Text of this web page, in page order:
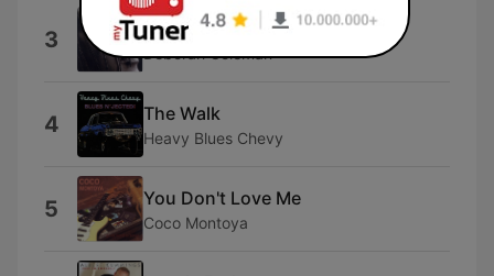
3 Another Hoping Fool
Deborah Coleman
4 The Walk
Heavy Blues Chevy
5 You Don't Love Me
Coco Montoya